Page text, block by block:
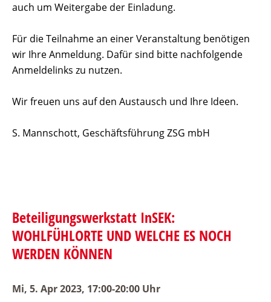
auch um Weitergabe der Einladung.
Für die Teilnahme an einer Veranstaltung benötigen
wir Ihre Anmeldung. Dafür sind bitte nachfolgende
Anmeldelinks zu nutzen.
Wir freuen uns auf den Austausch und Ihre Ideen.
S. Mannschott, Geschäftsführung ZSG mbH
Beteiligungswerkstatt InSEK:
WOHLFÜHLORTE UND WELCHE ES NOCH
WERDEN KÖNNEN
Mi, 5. Apr 2023, 17:00-20:00 Uhr